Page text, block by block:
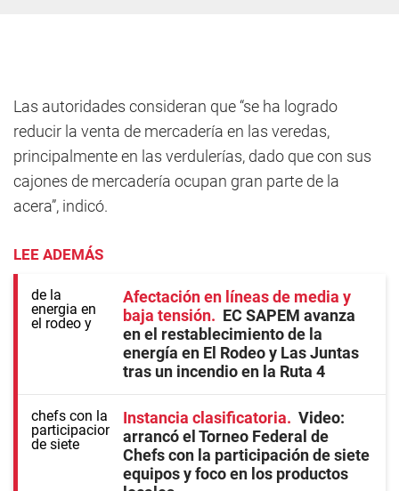
Las autoridades consideran que “se ha logrado
reducir la venta de mercadería en las veredas,
principalmente en las verdulerías, dado que con sus
cajones de mercadería ocupan gran parte de la
acera”, indicó.
LEE ADEMÁS
Afectación en líneas de media y
baja tensión
EC SAPEM avanza
en el restablecimiento de la
energía en El Rodeo y Las Juntas
tras un incendio en la Ruta 4
Instancia clasificatoria
Video:
arrancó el Torneo Federal de
Chefs con la participación de siete
equipos y foco en los productos